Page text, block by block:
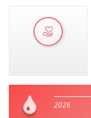
2026